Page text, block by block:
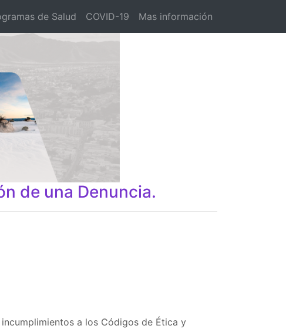
de Salud COVID-19 Mas información
de una Denuncia.
a los Códigos de Ética y